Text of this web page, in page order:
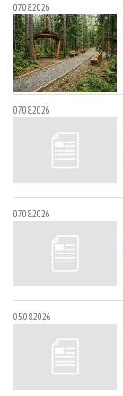
07.08.2026
07.08.2026
07.08.2026
05.08.2026